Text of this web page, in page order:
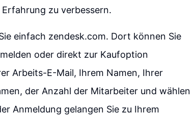
zu verbessern.
einfach zendesk.com. Dort können Sie
oder direkt zur Kaufoption
Arbeits-E-Mail, Ihrem Namen, Ihrer
der Anzahl der Mitarbeiter und wählen
Anmeldung gelangen Sie zu Ihrem